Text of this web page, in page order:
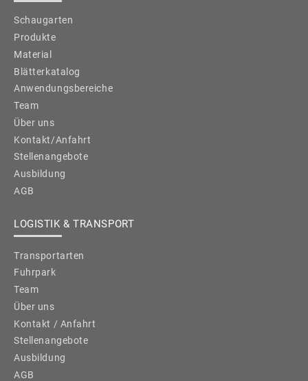
Schaugarten
Produkte
Material
Blätterkatalog
Anwendungsbereiche
Team
Über uns
Kontakt/Anfahrt
Stellenangebote
Ausbildung
AGB
LOGISTIK & TRANSPORT
Transportarten
Fuhrpark
Team
Über uns
Kontakt / Anfahrt
Stellenangebote
Ausbildung
AGB